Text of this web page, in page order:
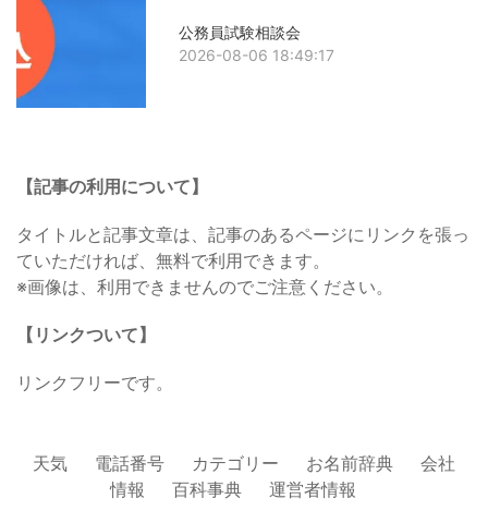
公務員試験相談会
2026-08-06 18:49:17
【記事の利用について】
タイトルと記事文章は、記事のあるページにリンクを張っ
ていただければ、無料で利用できます。
※画像は、利用できませんのでご注意ください。
【リンクついて】
リンクフリーです。
天気 電話番号 カテゴリー お名前辞典
会社
情報
百科事典 運営者情報